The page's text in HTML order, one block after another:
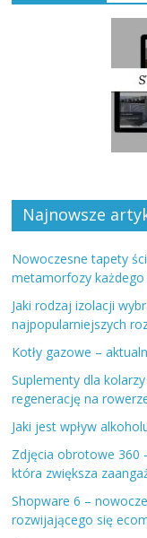
Najnowsze
Nowoczesne tapety
metamorfozy każdego
Jaki rodzaj izolacji
najpopularniejszych
Kotły gazowe –
Suplementy dla
regenerację na
Jaki jest wpływ
Zdjęcia obrotowe 360
która zwiększa
Shopware 6 –
rozwijającego się